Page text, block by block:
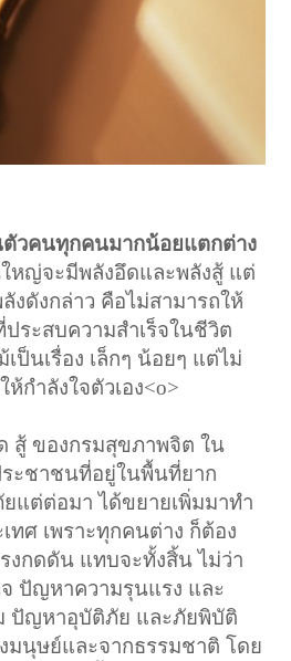
วคนทุกคนมากน้อยแตกต่าง
หญ่จะมีพลังอึดและพลังสู้ แต่
งดังกล่าว คือไม่สามารถให้
ประสบความสำเร็จในชีวิต
ป็นเรื่อง เล็กๆ น้อยๆ แต่ไม่
ห้กำลังใจตัวเอง<o>
สู้ ของกรมสุขภาพจิต ใน
ะชาชนที่อยู่ในพื้นที่ยาก
แต่ต่อมา ได้ขยายเพิ่มมาทำ
ทศ เพราะทุกคนต่าง ก็ต้อง
งกดดัน แทบจะทั้งสิ้น ไม่ว่า
ปัญหาความรุนแรง และ
ปัญหาอุบัติภัย และภัยพิบัติ
มนุษย์และจากธรรมชาติ โดย